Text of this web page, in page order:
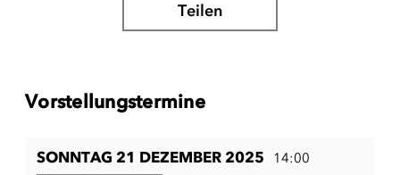
Teilen
Vorstellungstermine
SONNTAG 21 DEZEMBER 2025 14:00